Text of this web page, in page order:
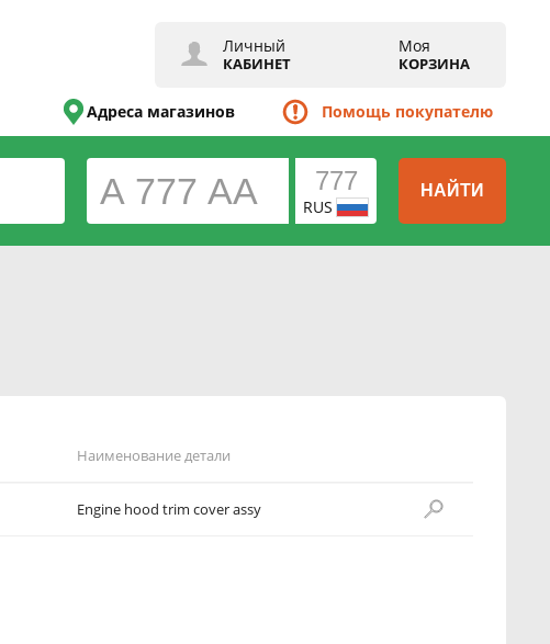
Личный
КАБИНЕТ
Моя
КОРЗИНА
Адреса магазинов Помощь покупателю
RUS
НАЙТИ
Наименование детали
Engine hood trim cover assy